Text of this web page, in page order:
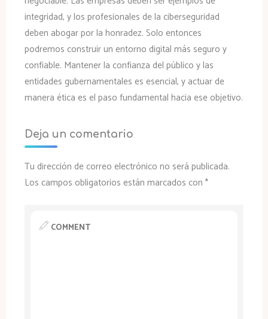
integridad, y los profesionales de la ciberseguridad
deben abogar por la honradez. Solo entonces
podremos construir un entorno digital más seguro y
confiable. Mantener la confianza del público y las
entidades gubernamentales es esencial, y actuar de
manera ética es el paso fundamental hacia ese objetivo.
Deja un comentario
Tu dirección de correo electrónico no será publicada.
Los campos obligatorios están marcados con *